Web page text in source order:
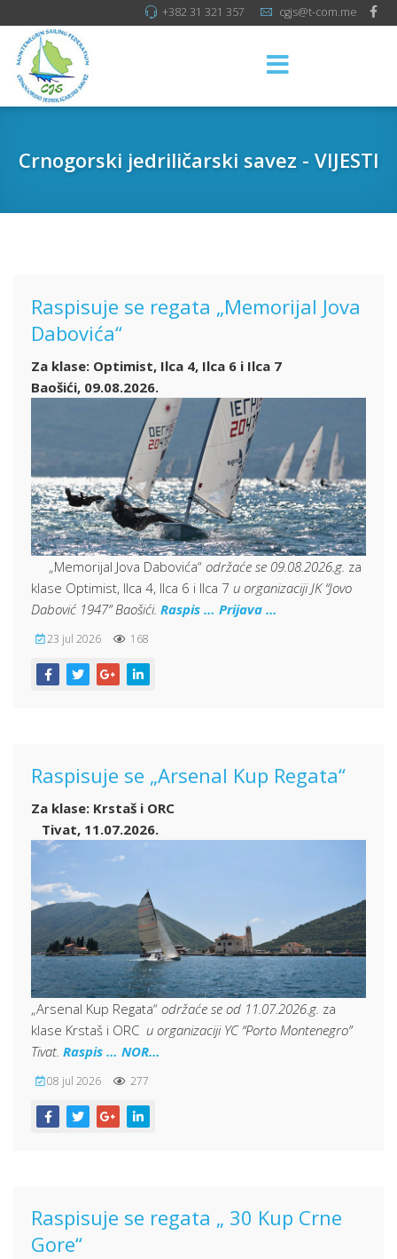
+382 31 321 357 cgjs@t-com.me
Crnogorski jedriličarski savez - VIJESTI
Raspisuje se regata „Memorijal Jova
Dabovića“
Za klase: Optimist, Ilca 4, Ilca 6 i Ilca 7
Baošići, 09.08.2026.
„Memorijal Jova Dabovića“ održaće se 09.08.2026.g. za
klase Optimist, Ilca 4, Ilca 6 i Ilca 7 u organizaciji JK “Jovo
Dabović 1947” Baošići. Raspis … Prijava …
23 jul 2026 168
Raspisuje se „Arsenal Kup Regata“
Za klase: Krstaš i ORC
Tivat, 11.07.2026.
„Arsenal Kup Regata“ održaće se od 11.07.2026.g. za
klase Krstaš i ORC u organizaciji YC “Porto Montenegro”
Tivat. Raspis … NOR…
08 jul 2026 277
Raspisuje se regata „ 30 Kup Crne
Gore“